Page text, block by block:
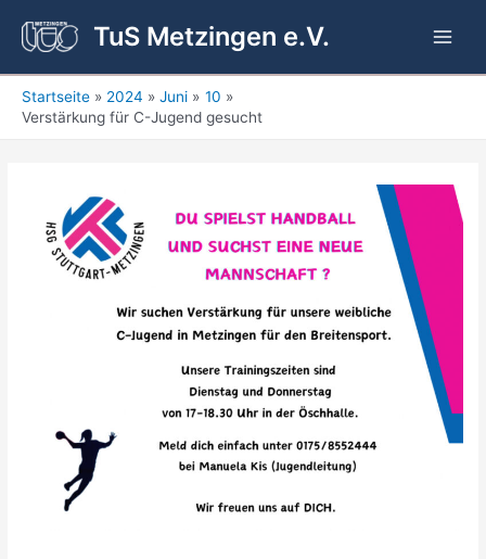
Inhalt
springen
TuS Metzingen e.V.
Startseite 2024 Juni
10
Verstärkung für C-Jugend gesucht